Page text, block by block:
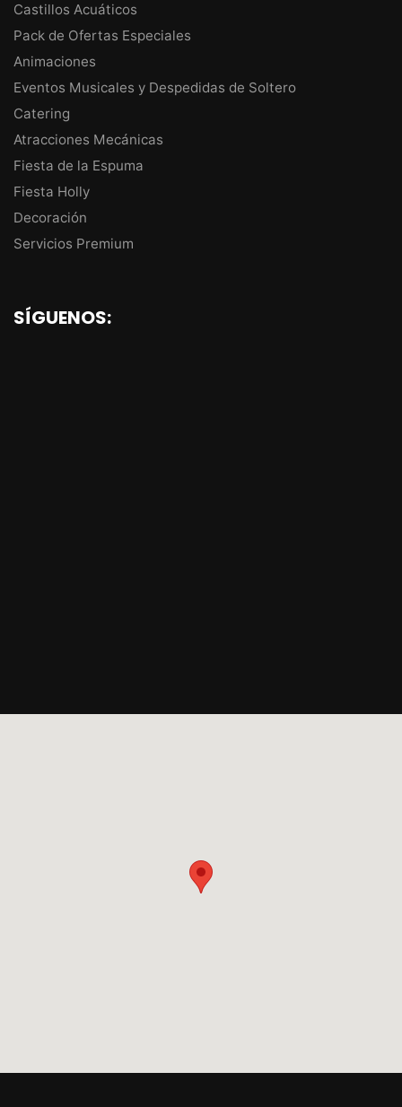
Castillos Acuáticos
Pack de Ofertas Especiales
Animaciones
Eventos Musicales y Despedidas de Soltero
Catering
Atracciones Mecánicas
Fiesta de la Espuma
Fiesta Holly
Decoración
Servicios Premium
SÍGUENOS: